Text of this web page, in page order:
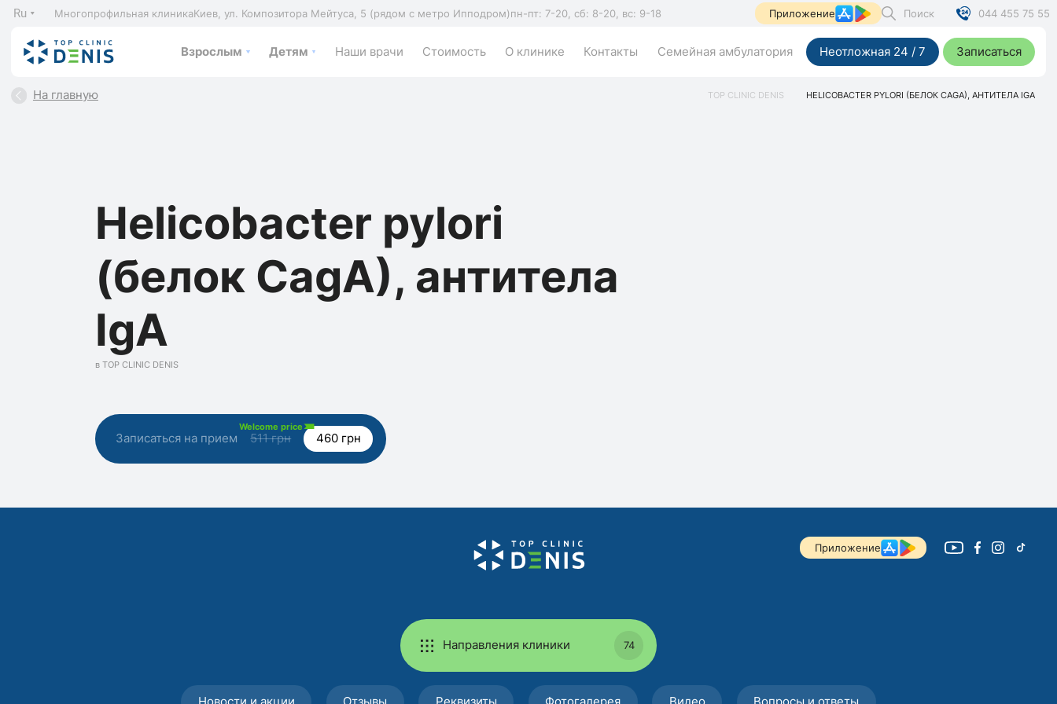
Ru Многопрофильная клиникаКиев, ул. Композитора Мейтуса, 5 (рядом с метро Ипподром)пн-пт: 7-20, сб: 8-20, вс: 9-18 Приложение Поиск 044 455 75 55
Взрослым Детям Наши врачи Стоимость О клинике Контакты Семейная амбулатория Неотложная 24 / 7 Записаться
На главную TOP CLINIC DENIS HELICOBACTER PYLORI (БЕЛОК CAGA), АНТИТЕЛА IGA
Helicobacter pylori
(белок CagA), антитела
IgA
в TOP CLINIC DENIS
Записаться на прием
Welcome price
511 грн 460 грн
Приложение
Направления клиники 74